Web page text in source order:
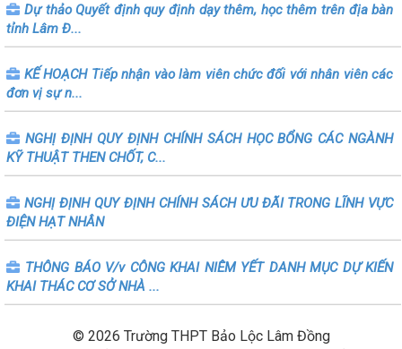
Dự thảo Quyết định quy định dạy thêm, học thêm trên địa bàn
tỉnh Lâm Đ...
KẾ HOẠCH Tiếp nhận vào làm viên chức đối với nhân viên các
đơn vị sự n...
NGHỊ ĐỊNH QUY ĐỊNH CHÍNH SÁCH HỌC BỔNG CÁC NGÀNH
KỸ THUẬT THEN CHỐT, C...
NGHỊ ĐỊNH QUY ĐỊNH CHÍNH SÁCH ƯU ĐÃI TRONG LĨNH VỰC
ĐIỆN HẠT NHÂN
THÔNG BÁO V/v CÔNG KHAI NIÊM YẾT DANH MỤC DỰ KIẾN
KHAI THÁC CƠ SỞ NHÀ ...
© 2026 Trường THPT Bảo Lộc Lâm Đồng